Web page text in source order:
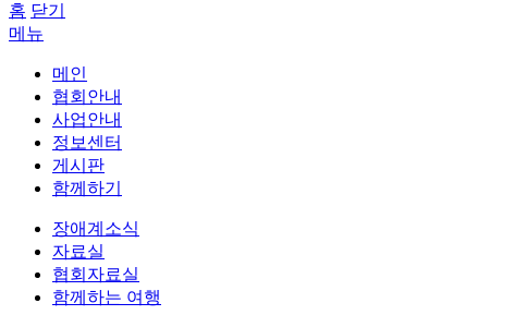
홈 닫기
메뉴
메인
협회안내
사업안내
정보센터
게시판
함께하기
장애계소식
자료실
협회자료실
함께하는 여행